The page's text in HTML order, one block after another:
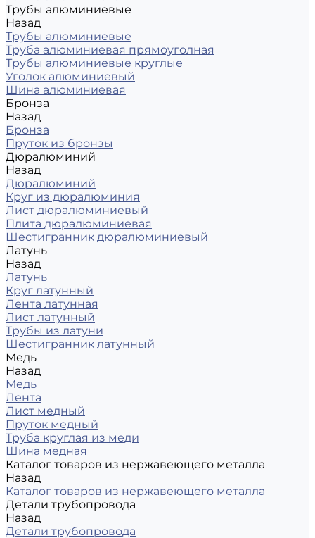
Трубы алюминиевые
Назад
Трубы алюминиевые
Труба алюминиевая прямоуголная
Трубы алюминиевые круглые
Уголок алюминиевый
Шина алюминиевая
Бронза
Назад
Бронза
Пруток из бронзы
Дюралюминий
Назад
Дюралюминий
Круг из дюралюминия
Лист дюралюминиевый
Плита дюралюминиевая
Шестигранник дюралюминиевый
Латунь
Назад
Латунь
Круг латунный
Лента латунная
Лист латунный
Трубы из латуни
Шестигранник латунный
Медь
Назад
Медь
Лента
Лист медный
Пруток медный
Труба круглая из меди
Шина медная
Каталог товаров из нержавеющего металла
Назад
Каталог товаров из нержавеющего металла
Детали трубопровода
Назад
Детали трубопровода